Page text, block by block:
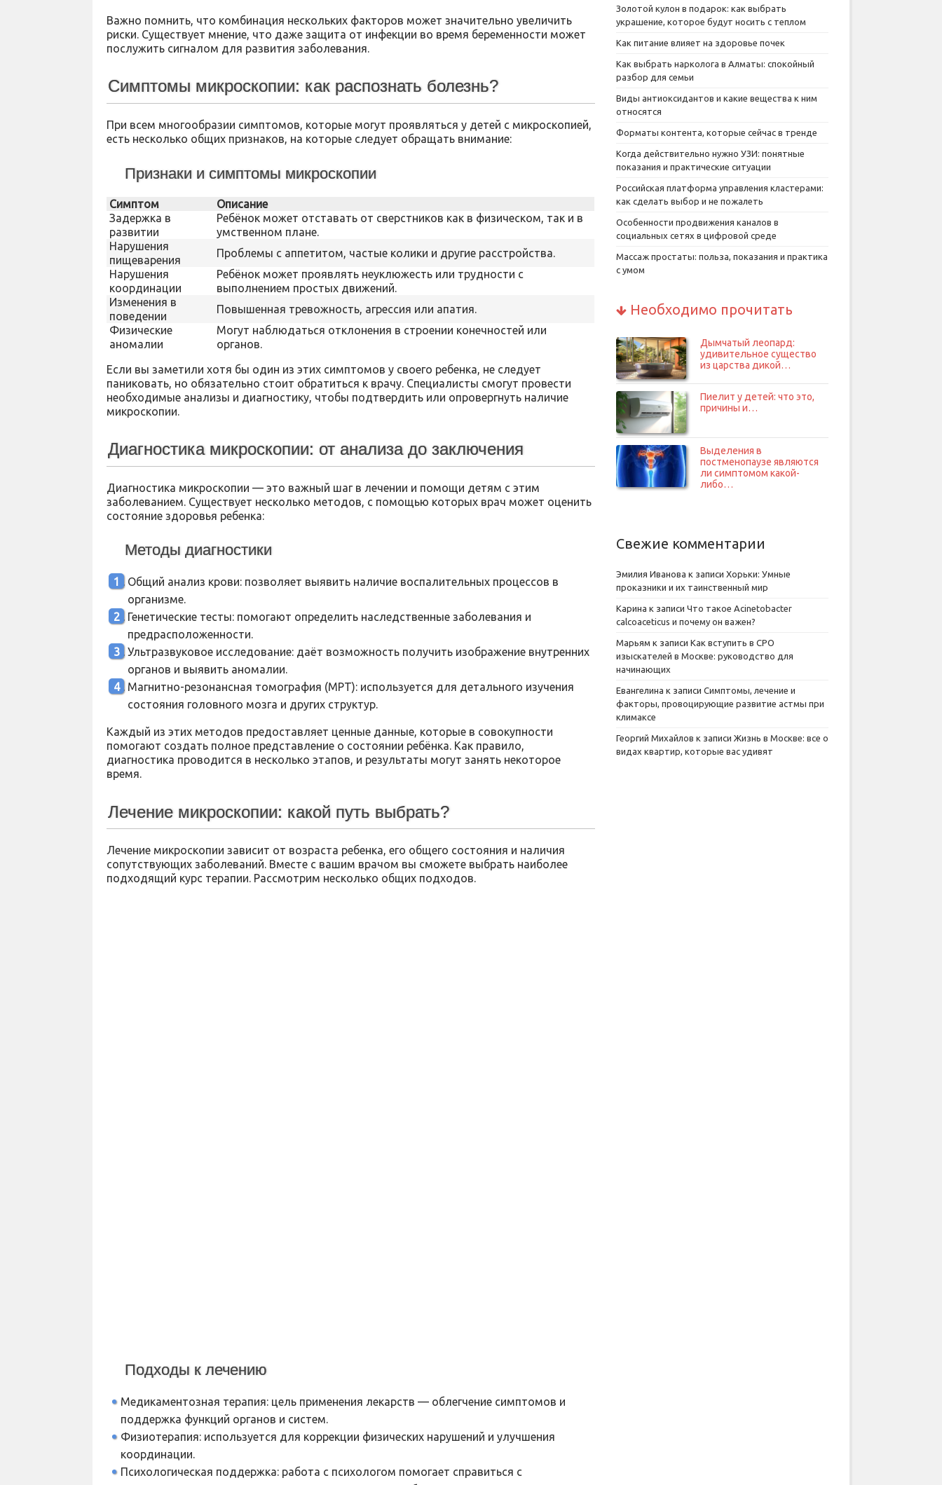
Важно помнить, что комбинация нескольких факторов может значительно увеличить
риски. Существует мнение, что даже защита от инфекции во время беременности может
послужить сигналом для развития заболевания.
Симптомы микроскопии: как распознать болезнь?
При всем многообразии симптомов, которые могут проявляться у детей с микроскопией,
есть несколько общих признаков, на которые следует обращать внимание:
Признаки и симптомы микроскопии
Симптом
Описание
Задержка в
развитии
Ребёнок может отставать от сверстников как в физическом, так и в
умственном плане.
Нарушения
пищеварения
Проблемы с аппетитом, частые колики и другие расстройства.
Нарушения
координации
Ребёнок может проявлять неуклюжесть или трудности с
выполнением простых движений.
Изменения в
поведении
Повышенная тревожность, агрессия или апатия.
Физические
аномалии
Могут наблюдаться отклонения в строении конечностей или
органов.
Если вы заметили хотя бы один из этих симптомов у своего ребенка, не следует
паниковать, но обязательно стоит обратиться к врачу. Специалисты смогут провести
необходимые анализы и диагностику, чтобы подтвердить или опровергнуть наличие
микроскопии.
Диагностика микроскопии: от анализа до заключения
Диагностика микроскопии — это важный шаг в лечении и помощи детям с этим
заболеванием. Существует несколько методов, с помощью которых врач может оценить
состояние здоровья ребенка:
Методы диагностики
Общий анализ крови: позволяет выявить наличие воспалительных процессов в
организме.
Генетические тесты: помогают определить наследственные заболевания и
предрасположенности.
Ультразвуковое исследование: даёт возможность получить изображение внутренних
органов и выявить аномалии.
Магнитно-резонансная томография (МРТ): используется для детального изучения
состояния головного мозга и других структур.
Каждый из этих методов предоставляет ценные данные, которые в совокупности
помогают создать полное представление о состоянии ребёнка. Как правило,
диагностика проводится в несколько этапов, и результаты могут занять некоторое
время.
Лечение микроскопии: какой путь выбрать?
Лечение микроскопии зависит от возраста ребенка, его общего состояния и наличия
сопутствующих заболеваний. Вместе с вашим врачом вы сможете выбрать наиболее
подходящий курс терапии. Рассмотрим несколько общих подходов.
Подходы к лечению
Медикаментозная терапия: цель применения лекарств — облегчение симптомов и
поддержка функций органов и систем.
Физиотерапия: используется для коррекции физических нарушений и улучшения
координации.
Психологическая поддержка: работа с психологом помогает справиться с
Золотой кулон в подарок: как выбрать
украшение, которое будут носить с теплом
Как питание влияет на здоровье почек
Как выбрать нарколога в Алматы: спокойный
разбор для семьи
Виды антиоксидантов и какие вещества к ним
относятся
Форматы контента, которые сейчас в тренде
Когда действительно нужно УЗИ: понятные
показания и практические ситуации
Российская платформа управления кластерами:
как сделать выбор и не пожалеть
Особенности продвижения каналов в
социальных сетях в цифровой среде
Массаж простаты: польза, показания и практика
с умом
Необходимо прочитать
Дымчатый леопард:
удивительное существо
из царства дикой…
Пиелит у детей: что это,
причины и…
Выделения в
постменопаузе являются
ли симптомом какой-
либо…
Свежие комментарии
Эмилия Иванова к записи Хорьки: Умные
проказники и их таинственный мир
Карина к записи Что такое Acinetobacter
calcoaceticus и почему он важен?
Марьям к записи Как вступить в СРО
изыскателей в Москве: руководство для
начинающих
Евангелина к записи Симптомы, лечение и
факторы, провоцирующие развитие астмы при
климаксе
Георгий Михайлов к записи Жизнь в Москве: все о
видах квартир, которые вас удивят